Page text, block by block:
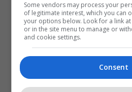
Some vendors may process your
of legitimate interest, which you can
your options below. Look for a link
or in the site menu to manage or
and cookie settings.
Consent